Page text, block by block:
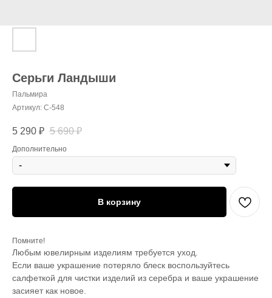
Серьги Ландыши
Пальмира
Артикул: С-548
5 290 ₽ 5 690 ₽
Дополнительно
В корзину
Помните!
Любым ювелирным изделиям требуется уход.
Если ваше украшение потеряло блеск воспользуйтесь
салфеткой для чистки изделий из серебра и ваше украшение
засияет как новое.